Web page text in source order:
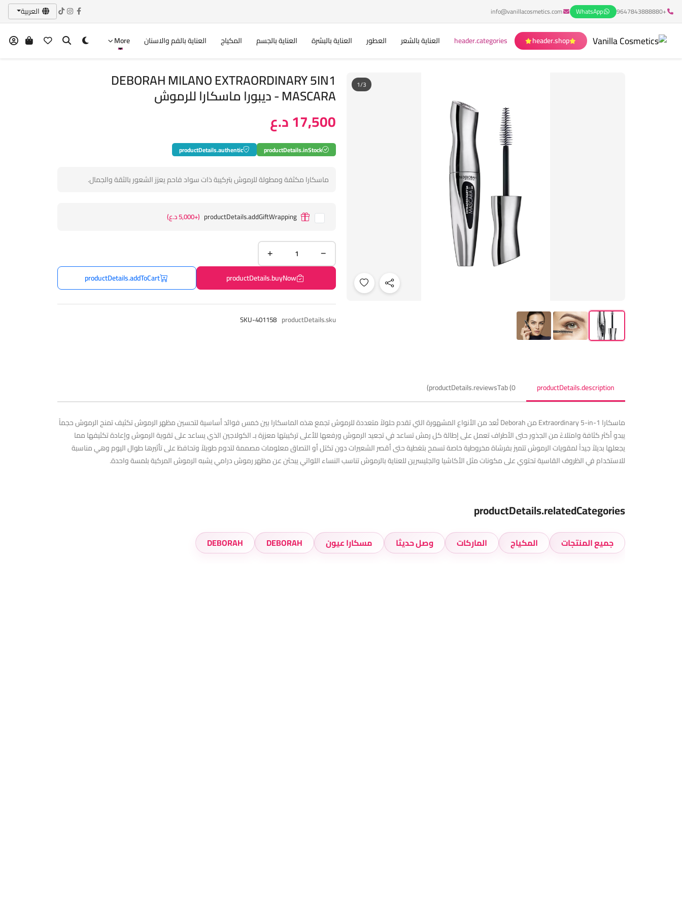
+9647843888880
WhatsApp
info@vanillacosmetics.com العربية
header.shop
header.categories العناية بالشعر العطور العناية بالبشرة العناية بالجسم المكياج العناية بالفم والاسنان More
1/3
DEBORAH MILANO EXTRAORDINARY 5IN1
MASCARA - ديبورا ماسكارا للرموش
17,500 د.ع
productDetails.inStock
productDetails.authentic
ماسكارا مكثفة ومطولة للرموش بتركيبة ذات سواد فاحم يعزز الشعور بالثقة والجمال.
productDetails.addGiftWrapping (+5,000 د.ع)
productDetails.buyNow
productDetails.addToCart
productDetails.sku
SKU-401158
productDetails.description
productDetails.reviewsTab (0)
ماسكارا Extraordinary 5-in-1 من Deborah تُعد من الأنواع المشهورة التي تقدم حلولاً متعددة للرموش تجمع هذه الماسكارا بين خمس فوائد أساسية لتحسين مظهر الرموش تكثيف تمنح الرموش حجماً
يبدو أكثر كثافة وامتلاءً من الجذور حتى الأطراف تعمل على إطالة كل رمش تساعد في تجعيد الرموش ورفعها للأعلى تركيبتها معززة بـ الكولاجين الذي يساعد على تقوية الرموش وإعادة تكثيفها مما
يجعلها بديلاً جيداً لمقويات الرموش تتميز بفرشاة مخروطية خاصة تسمح بتغطية حتى أقصر الشعيرات دون تكتل أو التصاق معلومات مصممة لتدوم طويلاً وتحافظ على تأثيرها طوال اليوم وهي مناسبة
للاستخدام في الظروف القاسية تحتوي على مكونات مثل الأكاشيا والجليسرين للعناية بالرموش تناسب النساء اللواتي يبحثن عن مظهر رموش درامي يشبه الرموش المركبة بلمسة واحدة.
productDetails.relatedCategories
جميع المنتجات المكياج الماركات وصل حديثا مسكارا عيون DEBORAH
DEBORAH